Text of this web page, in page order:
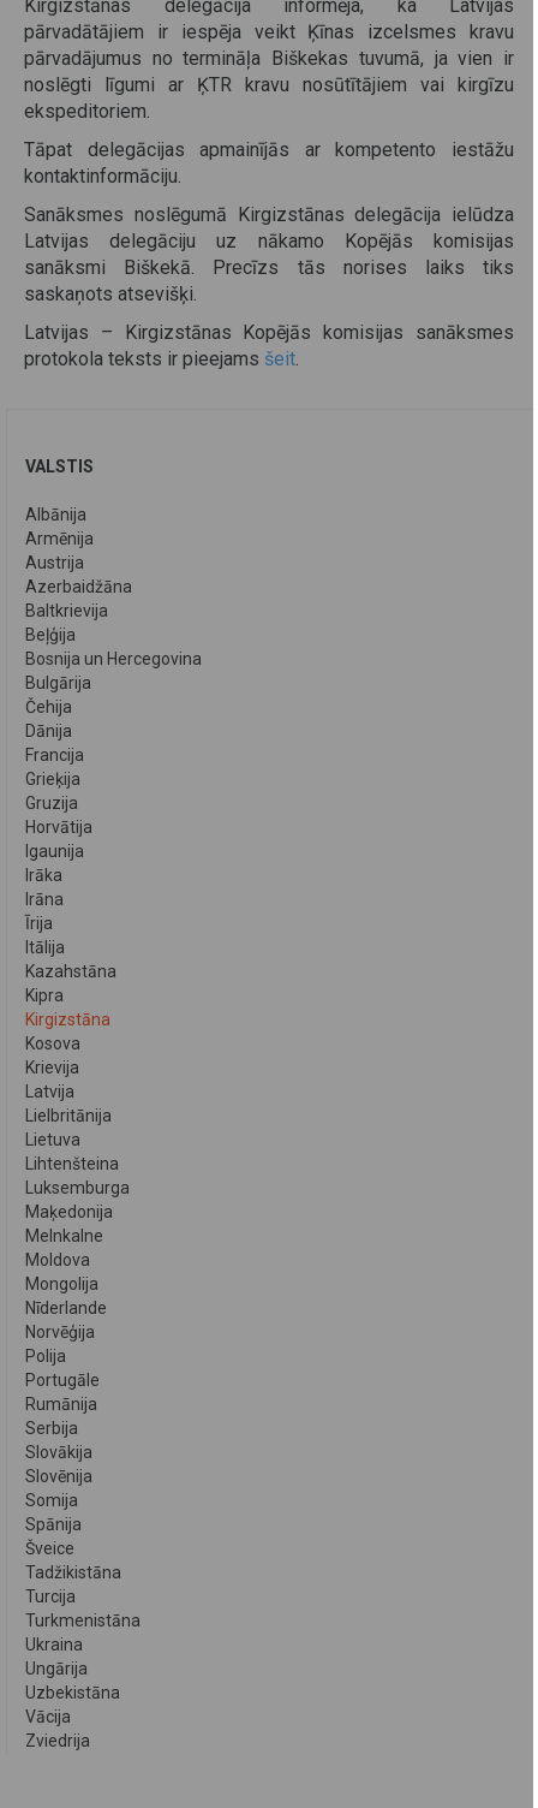
Kirgizstānas delegācija informēja, ka Latvijas
pārvadātājiem ir iespēja veikt Ķīnas izcelsmes kravu
pārvadājumus no termināļa Biškekas tuvumā, ja vien ir
noslēgti līgumi ar ĶTR kravu nosūtītājiem vai kirgīzu
ekspeditoriem.
Tāpat delegācijas apmainījās ar kompetento iestāžu
kontaktinformāciju.
Sanāksmes noslēgumā Kirgizstānas delegācija ielūdza
Latvijas delegāciju uz nākamo Kopējās komisijas
sanāksmi Biškekā. Precīzs tās norises laiks tiks
saskaņots atsevišķi.
Latvijas – Kirgizstānas Kopējās komisijas sanāksmes
protokola teksts ir pieejams šeit.
VALSTIS
Albānija
Armēnija
Austrija
Azerbaidžāna
Baltkrievija
Beļģija
Bosnija un Hercegovina
Bulgārija
Čehija
Dānija
Francija
Grieķija
Gruzija
Horvātija
Igaunija
Irāka
Irāna
Īrija
Itālija
Kazahstāna
Kipra
Kirgizstāna
Kosova
Krievija
Latvija
Lielbritānija
Lietuva
Lihtenšteina
Luksemburga
Maķedonija
Melnkalne
Moldova
Mongolija
Nīderlande
Norvēģija
Polija
Portugāle
Rumānija
Serbija
Slovākija
Slovēnija
Somija
Spānija
Šveice
Tadžikistāna
Turcija
Turkmenistāna
Ukraina
Ungārija
Uzbekistāna
Vācija
Zviedrija